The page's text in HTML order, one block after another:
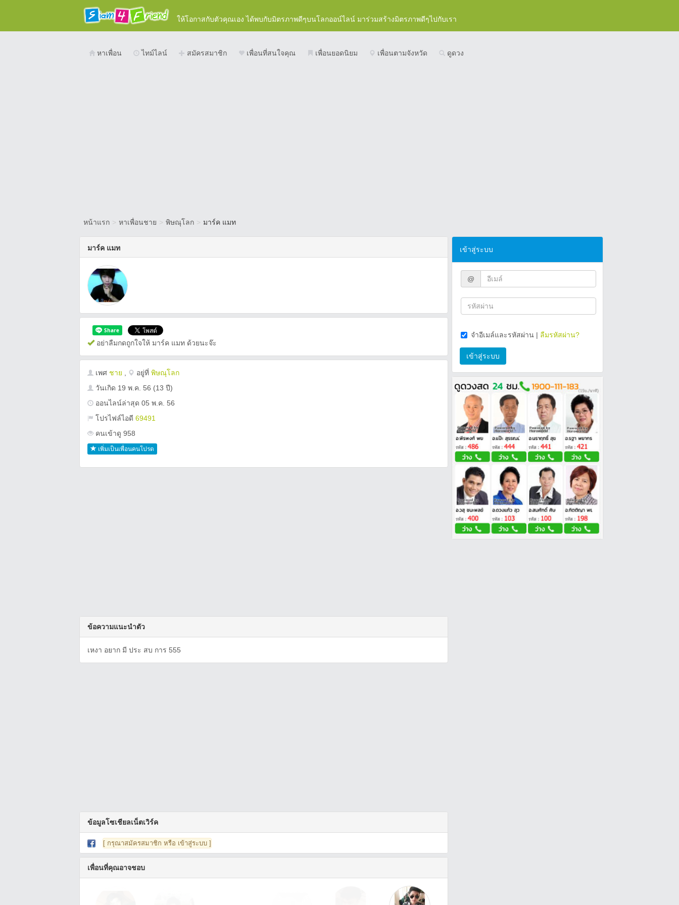
ให้โอกาสกับตัวคุณเอง ได้พบกับมิตรภาพดีๆบนโลกออน์ไลน์ มาร่วมสร้างมิตรภาพดีๆไปกับเรา
หาเพื่อน ไทม์ไลน์ สมัครสมาชิก เพื่อนที่สนใจคุณ เพื่อนยอดนิยม เพื่อนตามจังหวัด ดูดวง
หน้าแรก > หาเพื่อนชาย > พิษณุโลก > มาร์ค แมท
มาร์ค แมท
อย่าลืมกดถูกใจให้ มาร์ค แมท ด้วยนะจ๊ะ
เพศ ชาย อยู่ที่ พิษณุโลก
วันเกิด 19 พ.ค. 56 (13 ปี)
ออนไลน์ล่าสุด 05 พ.ค. 56
โปรไฟล์ไอดี 69491
คนเข้าดู 958
เพิ่มเป็นเพื่อนคนโปรด
ข้อความแนะนำตัว
เหงา อยาก มี ประ สบ การ 555
ข้อมูลโซเชียลเน็ตเวิร์ค
[ กรุณาสมัครสมาชิก หรือ เข้าสู่ระบบ ]
เพื่อนที่คุณอาจชอบ
เข้าสู่ระบบ
@
จำอีเมล์และรหัสผ่าน | ลืมรหัสผ่าน?
เข้าสู่ระบบ